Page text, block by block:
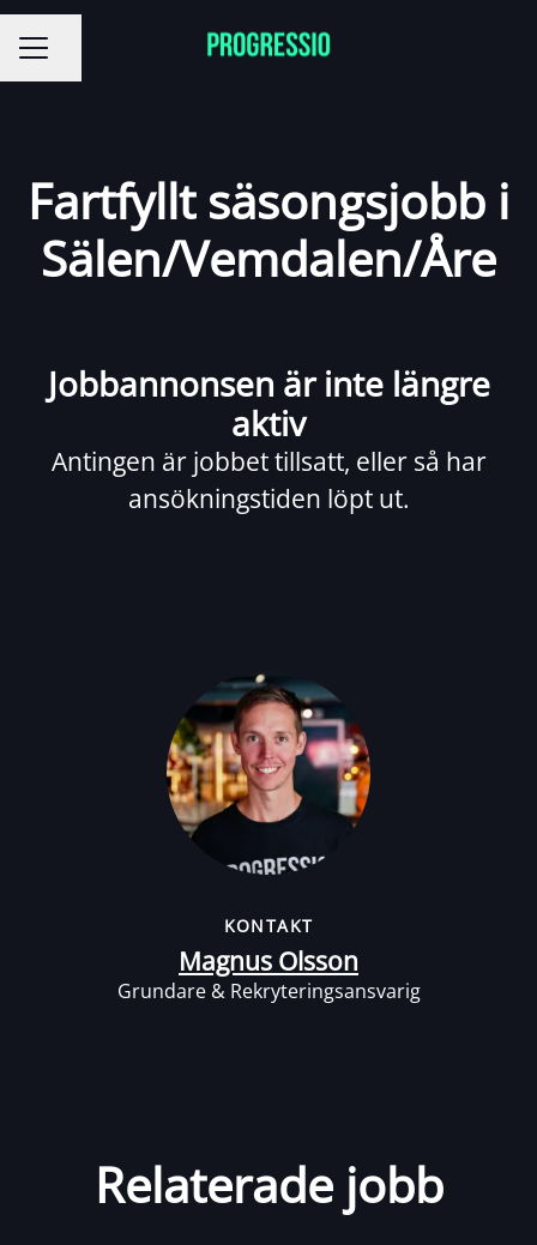
KARRIÄRMENY
Dela sidan
Fartfyllt säsongsjobb i
Sälen/Vemdalen/Åre
Jobbannonsen är inte längre
aktiv
Antingen är jobbet tillsatt, eller så har
ansökningstiden löpt ut.
KONTAKT
Magnus Olsson
Grundare & Rekryteringsansvarig
Relaterade jobb